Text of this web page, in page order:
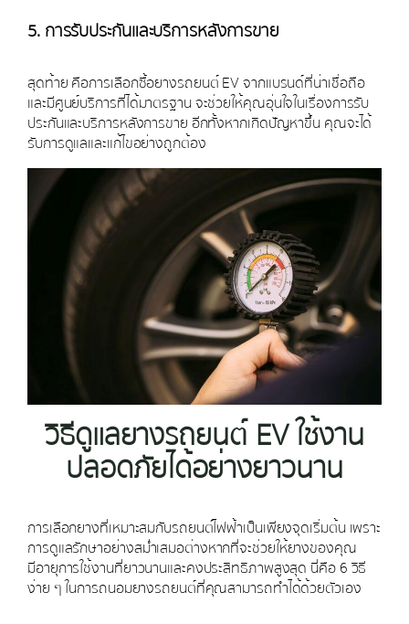
5. การรับประกันและบริการหลังการขาย
สุดท้าย คือการเลือกซื้อยางรถยนต์ EV จากแบรนด์ที่น่าเชื่อถือ
และมีศูนย์บริการที่ได้มาตรฐาน จะช่วยให้คุณอุ่นใจในเรื่องการรับ
ประกันและบริการหลังการขาย อีกทั้งหากเกิดปัญหาขึ้น คุณจะได้
รับการดูแลและแก้ไขอย่างถูกต้อง
วิธีดูแลยางรถยนต์ EV ใช้งาน
ปลอดภัยได้อย่างยาวนาน
การเลือกยางที่เหมาะสมกับรถยนต์ไฟฟ้าเป็นเพียงจุดเริ่มต้น เพราะ
การดูแลรักษาอย่างสม่ำเสมอต่างหากที่จะช่วยให้ยางของคุณ
มีอายุการใช้งานที่ยาวนานและคงประสิทธิภาพสูงสุด นี่คือ 6 วิธี
ง่าย ๆ ในการถนอมยางรถยนต์ที่คุณสามารถทำได้ด้วยตัวเอง